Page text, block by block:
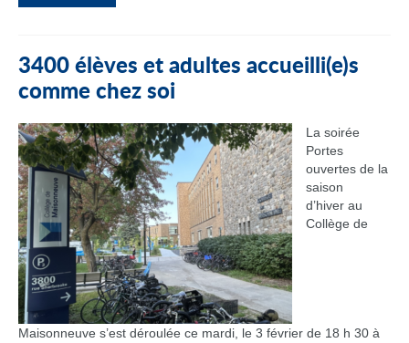
3400 élèves et adultes accueilli(e)s
comme chez soi
La soirée
Portes
ouvertes de la
saison
d’hiver au
Collège de
Maisonneuve s’est déroulée ce mardi, le 3 février de 18 h 30 à